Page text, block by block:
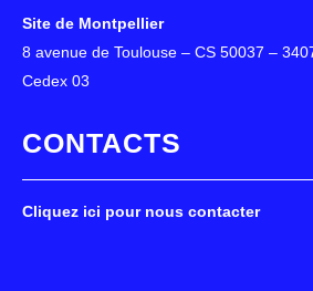
Site de Montpellier
8 avenue de Toulouse – CS 50037 –
Cedex 03
CONTACTS
Cliquez ici pour nous contacter